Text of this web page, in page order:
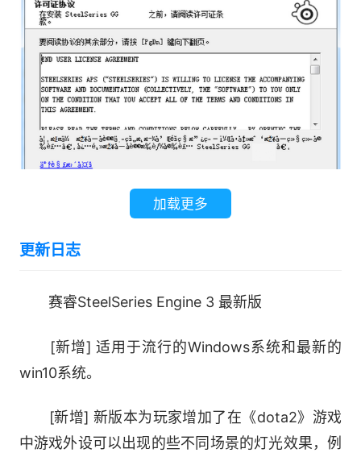
加载更多
更新日志
赛睿SteelSeries Engine 3 最新版
[新增] 适用于流行的Windows系统和最新的
win10系统。
[新增] 新版本为玩家增加了在《dota2》游戏
中游戏外设可以出现的些不同场景的灯光效果，例